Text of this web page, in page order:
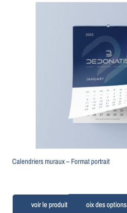
Calendriers muraux – Format portrait
Choix des options